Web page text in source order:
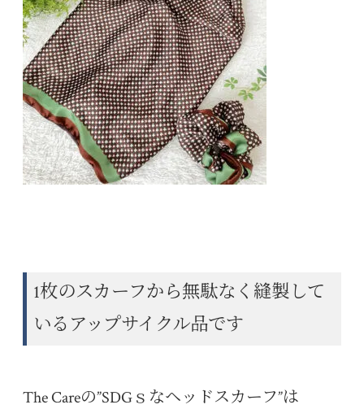
1枚のスカーフから無駄なく縫製して
いるアップサイクル品です
The Careの”SDGｓなヘッドスカーフ”は